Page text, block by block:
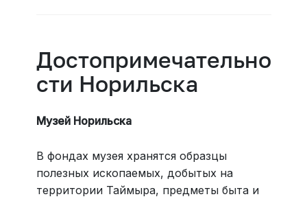
Достопримечательно
сти Норильска
Музей Норильска
В фондах музея хранятся образцы
полезных ископаемых, добытых на
территории Таймыра, предметы быта и